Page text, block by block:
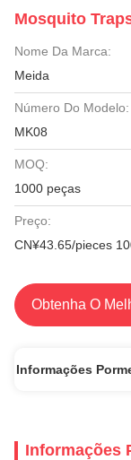
Mosquito
Nome Da Marca:
Meida
Número Do Modelo:
MK08
MOQ:
1000 peças
Preço:
CN¥43.65/pieces
Obtenha O
Informações
Informações